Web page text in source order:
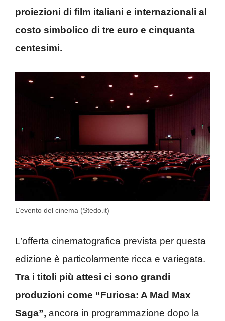
proiezioni di film italiani e internazionali al
costo simbolico di tre euro e cinquanta
centesimi.
L’evento del cinema (Stedo.it)
L’offerta cinematografica prevista per questa
edizione è particolarmente ricca e variegata.
Tra i titoli più attesi ci sono grandi
produzioni come “Furiosa: A Mad Max
Saga”, ancora in programmazione dopo la